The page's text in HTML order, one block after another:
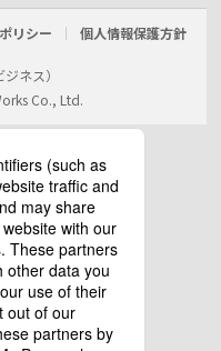
リシー 個人情報保護方針
ネス）
Co., Ltd.